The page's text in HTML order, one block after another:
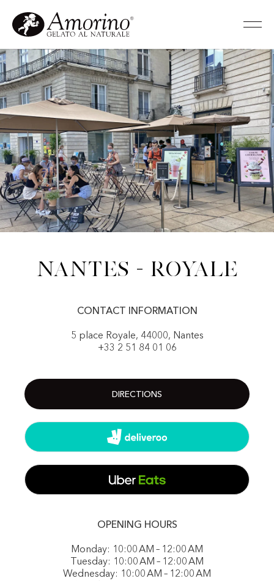
Nantes - Royale
CONTACT INFORMATION
5 place Royale, 44000, Nantes
+33 2 51 84 01 06
DIRECTIONS
OPENING HOURS
Monday: 10:00 AM – 12:00 AM
Tuesday: 10:00 AM – 12:00 AM
Wednesday: 10:00 AM – 12:00 AM